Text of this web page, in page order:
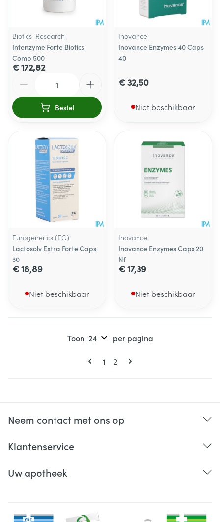
Biotics-Research
Intenzyme Forte Biotics
Comp 500
€ 172,82
Bestel
Inovance
Inovance Enzymes 40 Caps
40
€ 32,50
Niet beschikbaar
Eurogenerics (EG)
Lactosolv Extra Forte Caps
30
€ 18,89
Niet beschikbaar
Inovance
Inovance Enzymes Caps 20
Nf
€ 17,39
Niet beschikbaar
Pagina's
U lees momenteel pagina
1 Pagina
2
Toon per pagina
Neem contact met ons op
Klantenservice
Uw apotheek